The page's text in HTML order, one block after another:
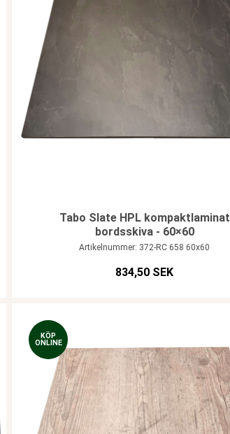
Tabo Slate HPL kompaktlaminat
bordsskiva - 60×60
Artikelnummer: 372-RC 658 60x60
834,50 SEK
KÖP
ONLINE